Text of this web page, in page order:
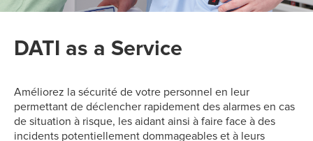
DATI as a Service
Améliorez la sécurité de votre personnel en leur
permettant de déclencher rapidement des alarmes en cas
de situation à risque, les aidant ainsi à faire face à des
incidents potentiellement dommageables et à leurs